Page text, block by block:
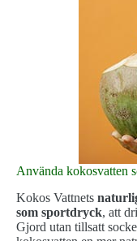
Använda kokosvatten
Kokos Vattnets
som sportdryck, att
Gjord utan tillsatt